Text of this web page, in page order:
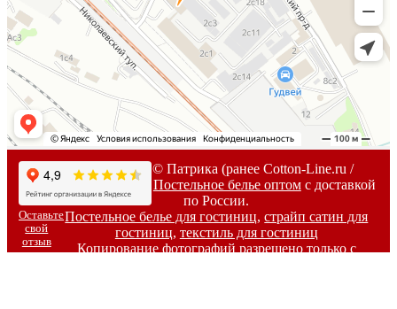
2007-
2026г. © Патрика (ранее Cotton-Line.ru /
Коттон-Лайн) - Постельное белье оптомс доставкой
по России.
Постельное белье для гостиниц,страйп сатин для
гостиниц, текстиль для гостиниц
Копирование фотографий разрешено только с
Оставьте
свой
отзыв